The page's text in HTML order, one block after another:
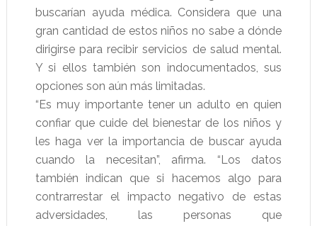
buscarían ayuda médica. Considera que una
gran cantidad de estos niños no sabe a dónde
dirigirse para recibir servicios de salud mental.
Y si ellos también son indocumentados, sus
opciones son aún más limitadas.
“Es muy importante tener un adulto en quien
confiar que cuide del bienestar de los niños y
les haga ver la importancia de buscar ayuda
cuando la necesitan”, afirma. “Los datos
también indican que si hacemos algo para
contrarrestar el impacto negativo de estas
adversidades, las personas que